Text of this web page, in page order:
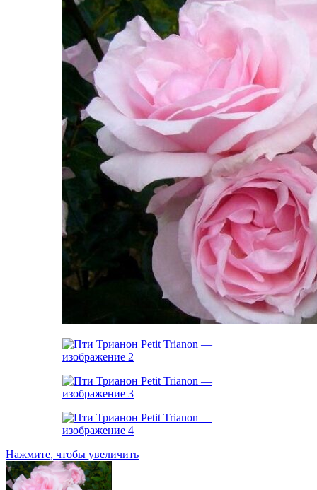
Нажмите, чтобы увеличить